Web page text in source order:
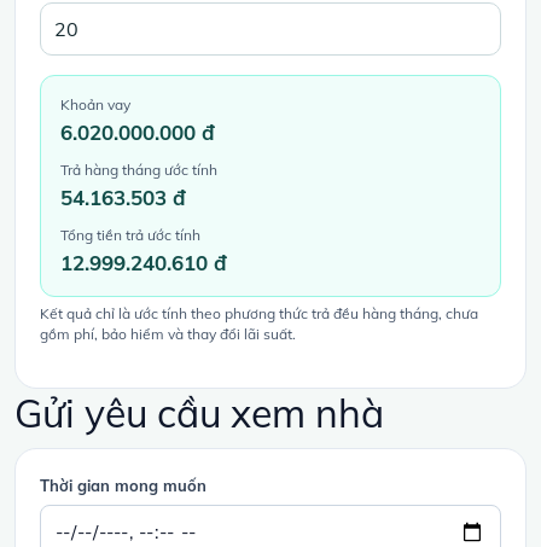
Khoản vay
6.020.000.000 đ
Trả hàng tháng ước tính
54.163.503 đ
Tổng tiền trả ước tính
12.999.240.610 đ
Kết quả chỉ là ước tính theo phương thức trả đều hàng tháng, chưa
gồm phí, bảo hiểm và thay đổi lãi suất.
Gửi yêu cầu xem nhà
Thời gian mong muốn